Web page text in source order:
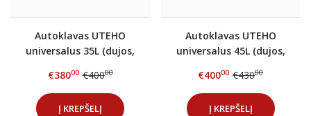
Autoklavas UTEHO
universalus 35L (dujos,
€38000 €40000
Į KREPŠELĮ
Autoklavas UTEHO
universalus 45L (dujos,
€40000 €43000
Į KREPŠELĮ